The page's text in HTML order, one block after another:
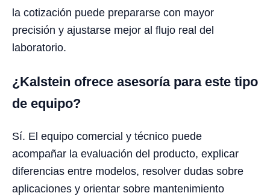
la cotización puede prepararse con mayor
precisión y ajustarse mejor al flujo real del
laboratorio.
¿Kalstein ofrece asesoría para este tipo
de equipo?
Sí. El equipo comercial y técnico puede
acompañar la evaluación del producto, explicar
diferencias entre modelos, resolver dudas sobre
aplicaciones y orientar sobre mantenimiento